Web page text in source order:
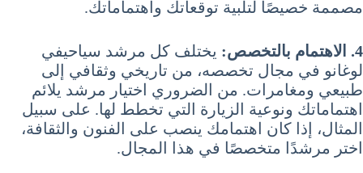
مصممة خصيصًا لتلبية توقعاتك واهتماماتك.
4. الاهتمام بالتخصص:
يختلف كل مرشد سياحيفي
لوغانو في مجال تخصصه، من تاريخي وثقافي إلى
طبيعي ومغامرات. من الضروري اختيار مرشد يلائم
اهتماماتك ونوعية الزيارة التي تخطط لها. على سبيل
المثال، إذا كان اهتمامك ينصب على الفنون والثقافة،
اختر مرشدًا متخصصًا في هذا المجال.